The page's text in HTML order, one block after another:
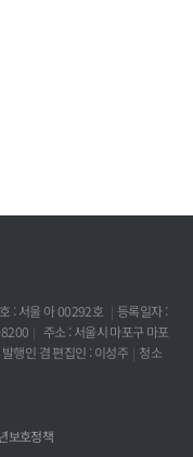
: 서울 아 00292호
등록일자 :
주소 : 서울시 마포구 마포
발행인 겸 편집인 : 이성주
청소
보호정책